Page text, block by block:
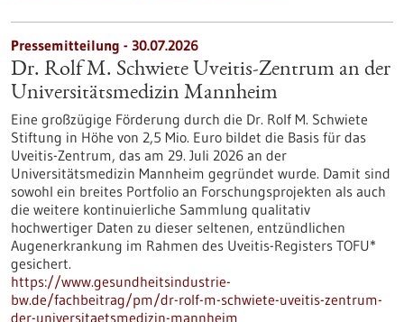
Pressemitteilung - 30.07.2026
Dr. Rolf M. Schwiete Uveitis-Zentrum an der
Universitätsmedizin Mannheim
Eine großzügige Förderung durch die Dr. Rolf M. Schwiete
Stiftung in Höhe von 2,5 Mio. Euro bildet die Basis für das
Uveitis-Zentrum, das am 29. Juli 2026 an der
Universitätsmedizin Mannheim gegründet wurde. Damit sind
sowohl ein breites Portfolio an Forschungsprojekten als auch
die weitere kontinuierliche Sammlung qualitativ
hochwertiger Daten zu dieser seltenen, entzündlichen
Augenerkrankung im Rahmen des Uveitis-Registers TOFU*
gesichert.
https://www.gesundheitsindustrie-
bw.de/fachbeitrag/pm/dr-rolf-m-schwiete-uveitis-zentrum-
der-universitaetsmedizin-mannheim